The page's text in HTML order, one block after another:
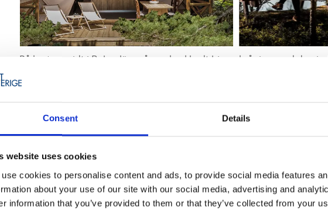
Consent Details
website uses cookies
use cookies to personalise content and ads, to provide social media features
about your use of our site with our social media, advertising and
information that you’ve provided to them or that they’ve collected from your
På kysten midt i Bohuslän, på en skovklædt bjergskråning med den
Anfasteröd Gårdsvik. På en klippe i den frodige bøgeskov og med en
ligger safariteltet. Her kan du bo tæt på naturen med alle
rækkevidde.
Til hjemmesiden